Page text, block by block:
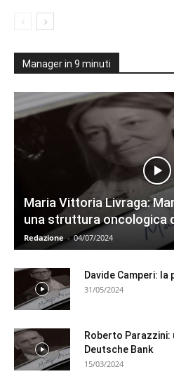
Manager in 9 minuti
Maria Vittoria Livraga:
una struttura oncologica
Redazione - 04/07/2024
Davide Camperi:
31/05/2024
Roberto Parazzini:
Deutsche Bank
15/03/2024